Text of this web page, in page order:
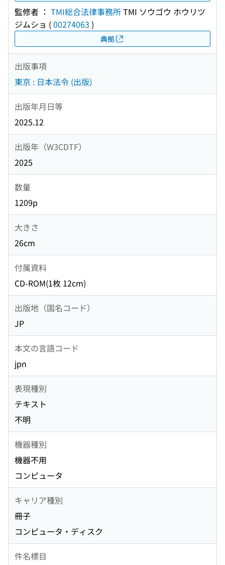
監修者 ： TMI総合法律事務所TMI ソウゴウ ホウリツ
ジムショ (00274063 )
典拠
出版事項
東京 : 日本法令 (出版)
出版年月日等
2025.12
出版年（W3CDTF）
2025
数量
1209p
大きさ
26cm
付属資料
CD-ROM(1枚 12cm)
出版地（国名コード）
JP
本文の言語コード
jpn
表現種別
テキスト
不明
機器種別
機器不用
コンピュータ
キャリア種別
冊子
コンピュータ・ディスク
件名標目